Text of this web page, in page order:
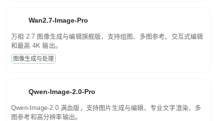
Wan2.7-Image-Pro
万相 2.7 图像生成与编辑旗舰版，支持组图、多图参考、交互式编辑
和最高 4K 输出。
图像生成与处理
Qwen-Image-2.0-Pro
Qwen-Image-2.0 满血版，支持图片生成与编辑、专业文字渲染、多
图参考和高分辨率输出。